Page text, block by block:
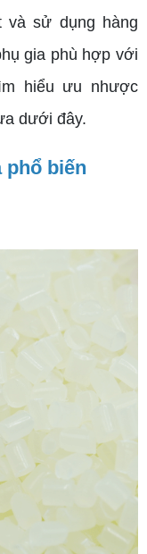
và sử dụng hàng
gia phù hợp với
hiểu ưu nhược
dưới đây.
phổ biến